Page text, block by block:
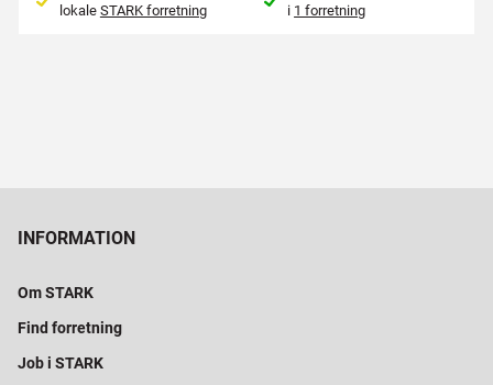
lokale STARK forretning
i 1 forretning
INFORMATION
Om STARK
Find forretning
Job i STARK